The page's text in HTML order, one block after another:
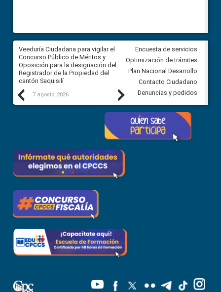
Previous
Veeduría Ciudadana para vigilar el
Concurso Público de Méritos y
Oposición para la designación del
Registrador de la Propiedad del
cantón Saquisilí
7 agosto, 2026
Veeduría Ciudadana para
construcción del asfaltado de
Ballenita del cantón Santa
7 agosto, 2026
Next
Encuesta de servicios
Optimización de trámites
Plan Nacional Desarrollo
Contacto Ciudadano
Denuncias y pedidos